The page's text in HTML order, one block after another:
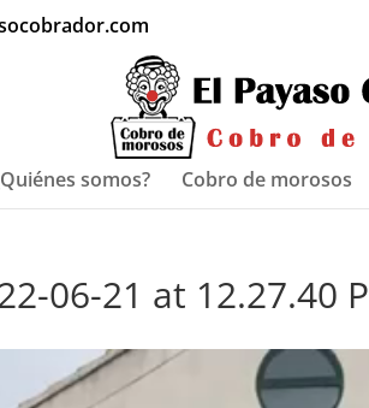
somos? Cobro de morosos
06-21 at 12.27.40